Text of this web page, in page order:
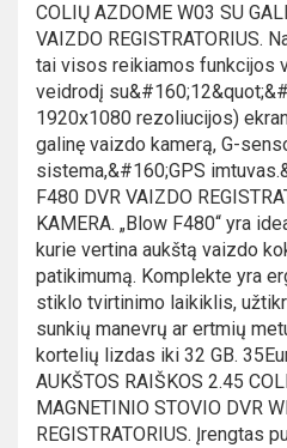
COLIŲ AZDOME W03 SU
VAIZDO REGISTRATORIUS.
tai visos reikiamos funkcijos
veidrodį
1920x1080 rezoliucijos)
galinę vaizdo kamerą, G-
sistema,&#160;GPS
F480 DVR VAIZDO
KAMERA. „Blow F480“ yra
kurie vertina aukštą vaizdo
patikimumą. Komplekte yra
stiklo tvirtinimo laikiklis,
sunkių manevrų ar ertmių
kortelių lizdas iki 32 GB.
AUKŠTOS RAIŠKOS 2.45
MAGNETINIO STOVIO DVR
REGISTRATORIUS. Įrengtas